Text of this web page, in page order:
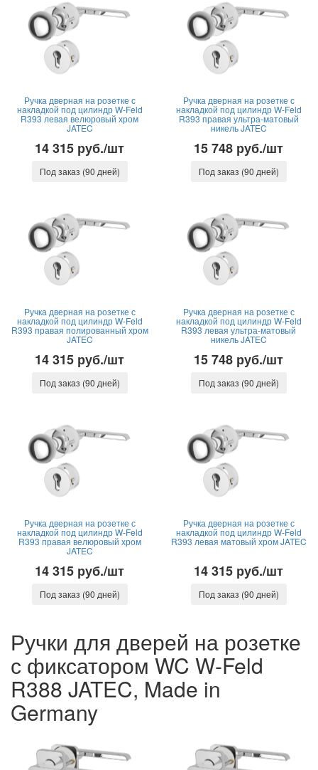
Ручка дверная на розетке с
накладкой под цилиндр W-Feld
R393 левая велюровый хром
JATEC
14 315 руб./шт
Под заказ (90 дней)
Ручка дверная на розетке с
накладкой под цилиндр W-Feld
R393 правая ультра-матовый
никель JATEC
15 748 руб./шт
Под заказ (90 дней)
Ручка дверная на розетке с
накладкой под цилиндр W-Feld
R393 правая полированный хром
JATEC
14 315 руб./шт
Под заказ (90 дней)
Ручка дверная на розетке с
накладкой под цилиндр W-Feld
R393 левая ультра-матовый
никель JATEC
15 748 руб./шт
Под заказ (90 дней)
Ручка дверная на розетке с
накладкой под цилиндр W-Feld
R393 правая велюровый хром
JATEC
14 315 руб./шт
Под заказ (90 дней)
Ручка дверная на розетке с
накладкой под цилиндр W-Feld
R393 левая матовый хром JATEC
14 315 руб./шт
Под заказ (90 дней)
Ручки для дверей на розетке
с фиксатором WC W-Feld
R388 JATEC, Made in
Germany